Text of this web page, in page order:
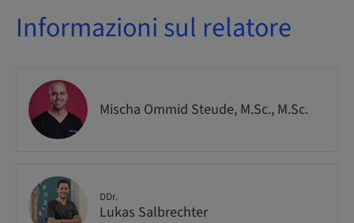
Informazioni sul relatore
Mischa Ommid Steude, M.Sc., M.Sc.
DDr.
Lukas Salbrechter